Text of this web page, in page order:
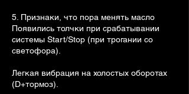
5. Признаки, что пора менять масло
Появились толчки при срабатывании
системы Start/Stop (при трогании со
светофора).
Легкая вибрация на холостых оборотах
(D+тормоз).